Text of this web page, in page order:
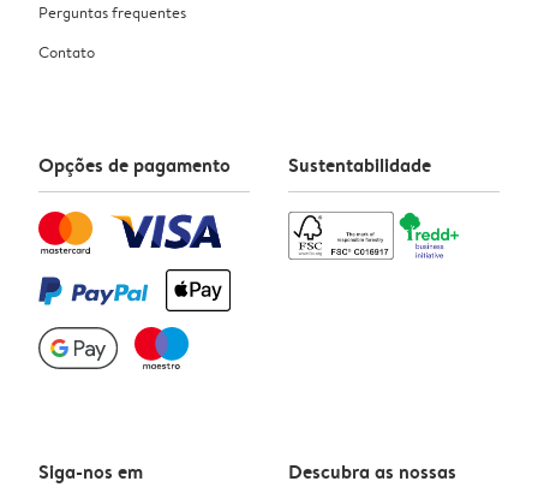
Perguntas frequentes
Contato
Opções de pagamento Sustentabilidade
Siga-nos em
Descubra as nossas